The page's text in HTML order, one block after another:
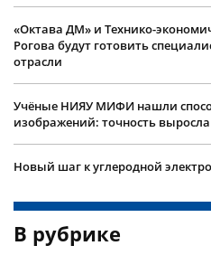
«Октава ДМ» и Технико-
Рогова будут готовить
отрасли
Учëные НИЯУ МИФИ нашли
изображений: точность
Новый шаг к углеродной
В рубрике